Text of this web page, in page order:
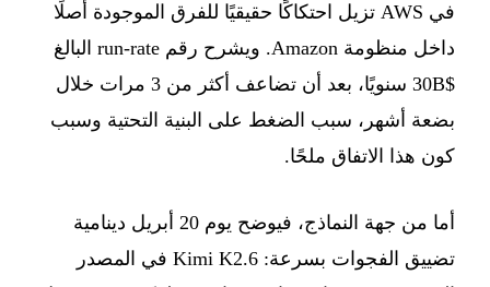
في AWS تزيل احتكاكًا حقيقيًا للفرق الموجودة أصلًا
داخل منظومة Amazon. ويشرح رقم run-rate البالغ
$30B سنويًا، بعد أن تضاعف أكثر من 3 مرات خلال
بضعة أشهر، سبب الضغط على البنية التحتية وسبب
كون هذا الاتفاق ملحًا.
أما من جهة النماذج، فيوضح يوم 20 أبريل دينامية
تضييق الفجوات بسرعة: Kimi K2.6 في المصدر